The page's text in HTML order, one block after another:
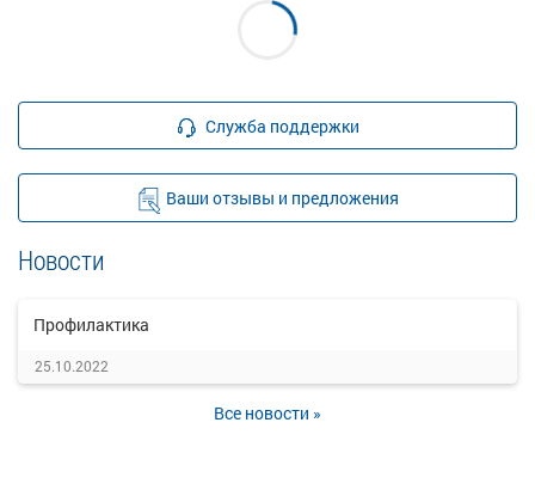
Служба поддержки
Ваши отзывы и предложения
Новости
Профилактика
25.10.2022
Все новости »